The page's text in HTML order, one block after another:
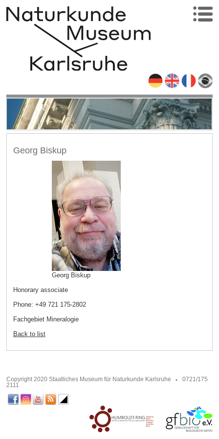
Georg Biskup
Georg Biskup
Honorary associate
Phone: +49 721 175-2802
Fachgebiet Mineralogie
Back to list
Copyright 2020 Staatliches Museum für Naturkunde Karlsruhe
0721/175
2111